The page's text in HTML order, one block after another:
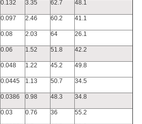
0.132 3.35 62.7 48.1
0.097 2.46 60.2 41.1
0.08 2.03 64 26.1
0.06 1.52 51.8 42.2
0.048 1.22 45.2 49.8
0.0445 1.13 50.7 34.5
0.0386 0.98 48.3 34.8
0.03 0.76 36 55.2